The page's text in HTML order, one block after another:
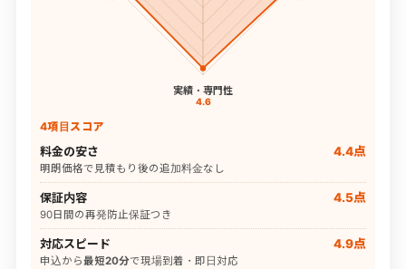
実績・専門性
4.6
4項目スコア
料金の安さ 4.4点
明朗価格で見積もり後の追加料金なし
保証内容 4.5点
90日間の再発防止保証つき
対応スピード 4.9点
申込から最短20分で現場到着・即日対応